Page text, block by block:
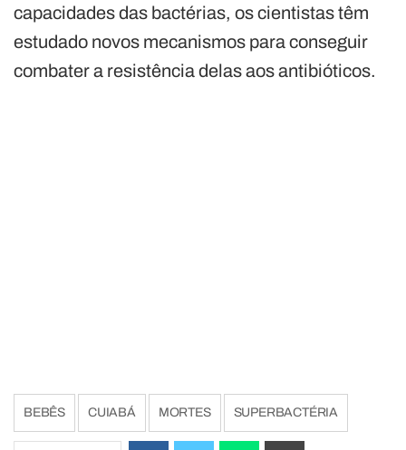
capacidades das bactérias, os cientistas têm
estudado novos mecanismos para conseguir
combater a resistência delas aos antibióticos.
BEBÊS CUIABÁ MORTES SUPERBACTÉRIA